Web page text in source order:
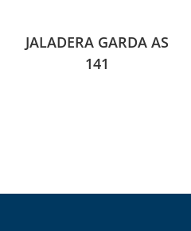
JALADERA GARDA AS
141